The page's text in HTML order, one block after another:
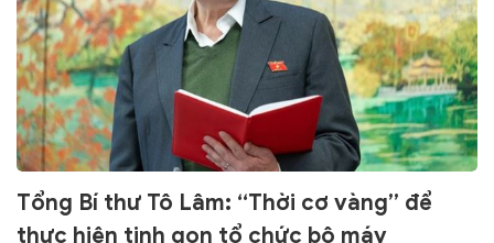
Tổng Bí thư Tô Lâm: “Thời cơ vàng” để
thực hiện tinh gọn tổ chức bộ máy